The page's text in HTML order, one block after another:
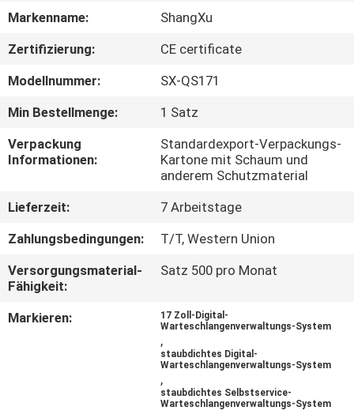
AUSFLUG
QUALITÄTSKONTROLLE
TRETEN
MIT
UNS
IN
VERBINDUNG
Markenname:
ShangXu
Zertifizierung:
CE certificate
Modellnummer:
SX-QS171
Min Bestellmenge:
1 Satz
Verpackung
Informationen:
Standardexport-Verpackungs-
Kartone mit Schaum und
anderem Schutzmaterial
Lieferzeit:
7 Arbeitstage
Zahlungsbedingungen:
T/T, Western Union
Versorgungsmaterial-
Fähigkeit:
Satz 500 pro Monat
Markieren:
17 Zoll-Digital-
Warteschlangenverwaltungs-System
,
staubdichtes Digital-
Warteschlangenverwaltungs-System
,
staubdichtes Selbstservice-
Warteschlangenverwaltungs-System